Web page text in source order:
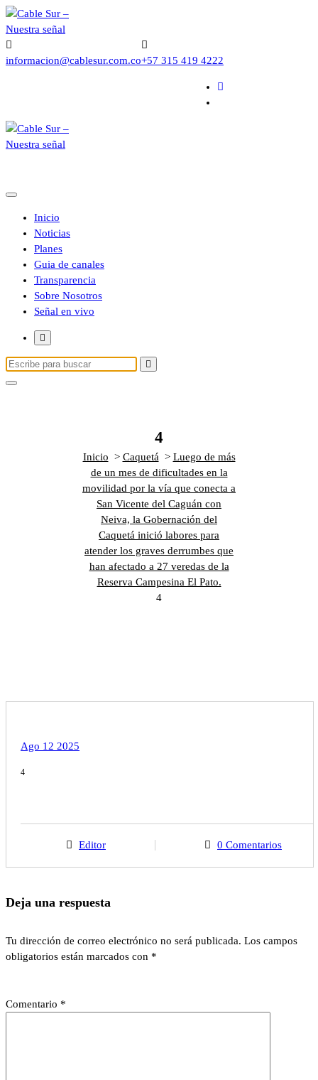
Saltar
al
contenido
informacion@cablesur.com.co+57 315 419 4222
Inicio
Noticias
Planes
Guia de canales
Transparencia
Sobre Nosotros
Señal en vivo
Buscar:
4
Inicio > Caquetá > Luego de más
de un mes de dificultades en la
movilidad por la vía que conecta a
San Vicente del Caguán con
Neiva, la Gobernación del
Caquetá inició labores para
atender los graves derrumbes que
han afectado a 27 veredas de la
Reserva Campesina El Pato.
4
Ago 12 2025
4
Editor 0 Comentarios
Deja una respuesta
Tu dirección de correo electrónico no será publicada. Los campos
obligatorios están marcados con *
Comentario *